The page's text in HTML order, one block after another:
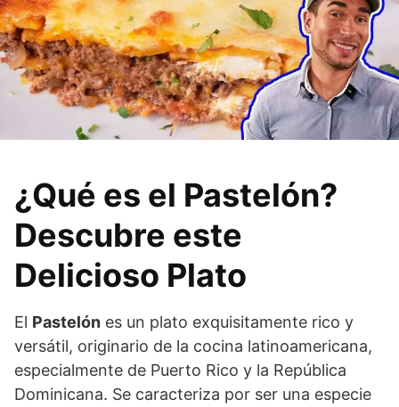
¿Qué es el Pastelón?
Descubre este
Delicioso Plato
El Pastelón es un plato exquisitamente rico y
versátil, originario de la cocina latinoamericana,
especialmente de Puerto Rico y la República
Dominicana. Se caracteriza por ser una especie